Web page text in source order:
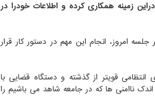
زمینه همکاری کرده و اطلاعات خودرا در
امروز، انجام این مهم در دستور کار قرار
قویتر از گذشته و دستگاه قضایی با
ناامنی ها که در جامعه شاهد می باشیم را